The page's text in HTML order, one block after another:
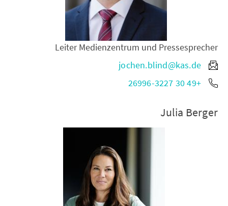
Leiter Medienzentrum und Pressesprecher
jochen.blind@kas.de
+49 30 26996-3227
Julia Berger